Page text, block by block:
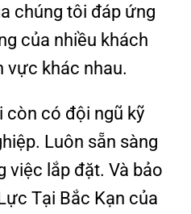
chúng tôi đáp ứng
của nhiều khách
vực khác nhau.
còn có đội ngũ kỹ
Luôn sẵn sàng
việc lắp đặt. Và bảo
Tại Bắc Kạn của